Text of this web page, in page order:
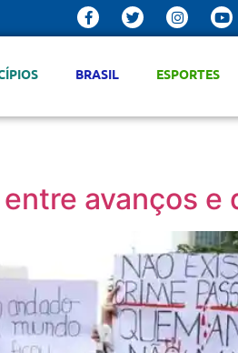
BRASIL ESPORTES
avanços e